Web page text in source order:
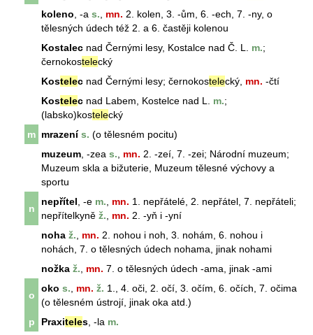
koleno , -a s. mn. 2. kolen, 3. -ům, 6. -ech, 7. -ny, o
tělesných údech též 2. a 6. častěji kolenou
Kostalec nad Černými lesy, Kostalce nad Č. L. m.;
černokostelecký
Kostelec nad Černými lesy; černokostelecký, mn. -čtí
Kostelec nad Labem, Kostelce nad L. m.;
(labsko)kostelecký
m mrazenís. (o tělesném pocitu)
muzeum , -zea s. mn. 2. -zeí, 7. -zei; Národní muzeum;
Muzeum skla a bižuterie, Muzeum tělesné výchovy a
sportu
n
nepřítel , -e m. mn. 1. nepřátelé, 2. nepřátel, 7. nepřáteli;
nepřítelkyně ž. mn. 2. -yň i -yní
noha ž. mn. 2. nohou i noh, 3. nohám, 6. nohou i
nohách, 7. o tělesných údech nohama, jinak nohami
nožka ž. mn. 7. o tělesných údech -ama, jinak -ami
o
oko s. mn. ž. 1., 4. oči, 2. očí, 3. očím, 6. očích, 7. očima
(o tělesném ústrojí, jinak oka atd.)
p
Praxiteles , -la m.